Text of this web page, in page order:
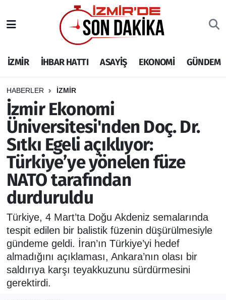
İZMİR İHBAR HATTI ASAYİŞ EKONOMİ GÜNDEM
HABERLER İZMİR
İzmir Ekonomi
Üniversitesi'nden Doç. Dr.
Sıtkı Egeli açıklıyor:
Türkiye’ye yönelen füze
NATO tarafından
durduruldu
Türkiye, 4 Mart’ta Doğu Akdeniz semalarında
tespit edilen bir balistik füzenin düşürülmesiyle
gündeme geldi. İran’ın Türkiye’yi hedef
almadığını açıklaması, Ankara’nın olası bir
saldırıya karşı teyakkuzunu sürdürmesini
gerektirdi.
İHBAR HATTI
DEPREM
GENEL
EKONOMİ
SİYASET
SPOR
ASAYİŞ
RESMİ REKLAM
İzmir Nöbetçi Eczaneler
İzmir Hava Durumu
İzmir Namaz Vakitleri
İzmir Trafik Yoğunluk Haritası
Puan Durumu ve Fikstür
Tüm Manşetler
Son Dakika Haberleri
Haber Arşivi